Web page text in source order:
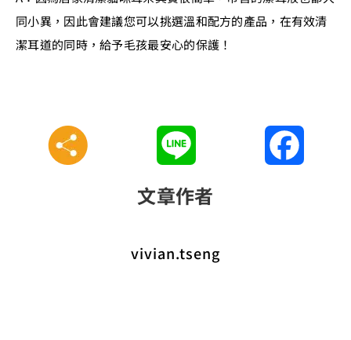
同小異，因此會建議您可以挑選溫和配方的產品，在有效清
潔耳道的同時，給予毛孩最安心的保護！
文章作者
vivian.tseng